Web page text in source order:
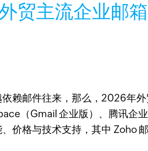
贸主流企业邮
赖邮件往来，那么，2026年
（Gmail 企业版）、腾讯企
价格与技术支持，其中 Zoho